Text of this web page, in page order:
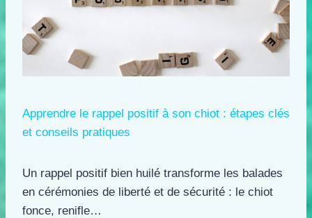
Apprendre le rappel positif à son chiot : étapes clés
et conseils pratiques
Un rappel positif bien huilé transforme les balades
en cérémonies de liberté et de sécurité : le chiot
fonce, renifle…